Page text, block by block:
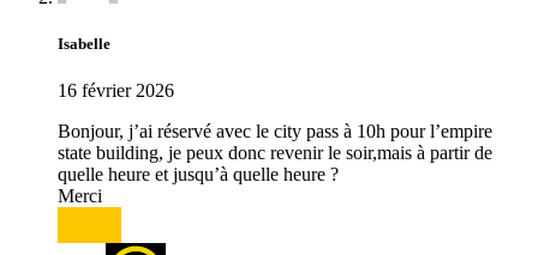
Isabelle
16 février 2026
Bonjour, j’ai réservé avec le city pass à 10h pour l’empire
state building, je peux donc revenir le soir,mais à partir de
quelle heure et jusqu’à quelle heure ?
Merci